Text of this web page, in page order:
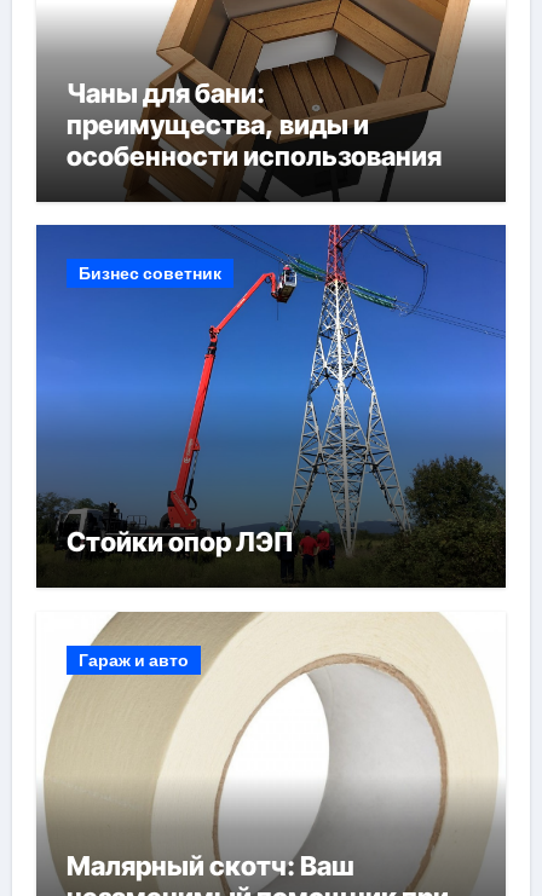
Чаны для бани:
преимущества, виды и
особенности использования
Бизнес советник
Стойки опор ЛЭП
Гараж и авто
Малярный скотч: Ваш